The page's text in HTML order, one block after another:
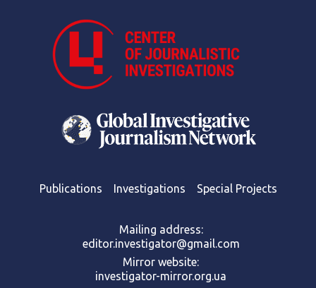
Publications Investigations Special Projects
Mailing address:
editor.investigator@gmail.com
Mirror website:
investigator-mirror.org.ua